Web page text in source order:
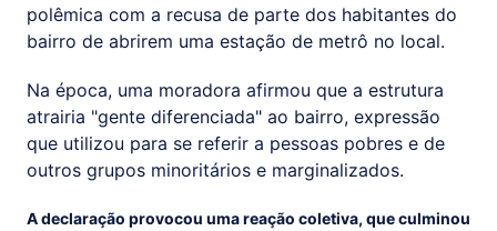
polêmica com a recusa de parte dos habitantes do
bairro de abrirem uma estação de metrô no local.
Na época, uma moradora afirmou que a estrutura
atrairia "gente diferenciada" ao bairro, expressão
que utilizou para se referir a pessoas pobres e de
outros grupos minoritários e marginalizados.
A declaração provocou uma reação coletiva, que culminou